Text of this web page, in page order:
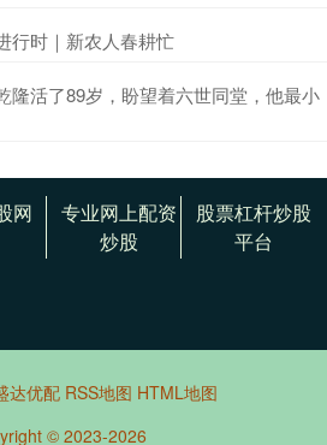
行时｜新农人春耕忙
隆活了89岁，盼望着六世同堂，他最小
网
专业网上配资
炒股
股票杠杆炒股
平台
达优配 RSS地图 HTML地图
© 2023-2026